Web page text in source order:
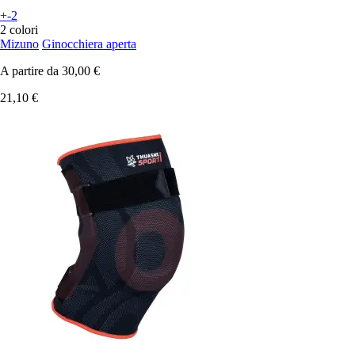
+-2
2 colori
Mizuno Ginocchiera aperta
A partire da 30,00 €
21,10 €